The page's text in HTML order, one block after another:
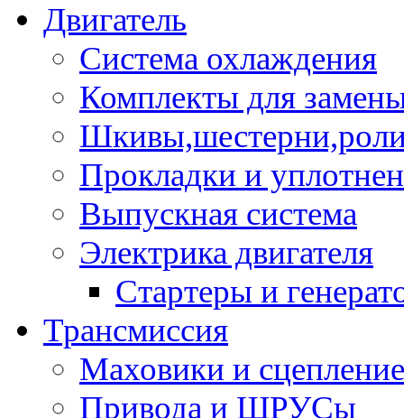
Двигатель
Система охлаждения
Комплекты для
Прокладки и
Выпускная система
Электрика двигателя
Стартеры и
Трансмиссия
Маховики и сцепление
Привода и ШРУСы